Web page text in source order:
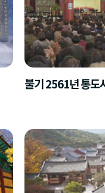
불기 2561년 통도